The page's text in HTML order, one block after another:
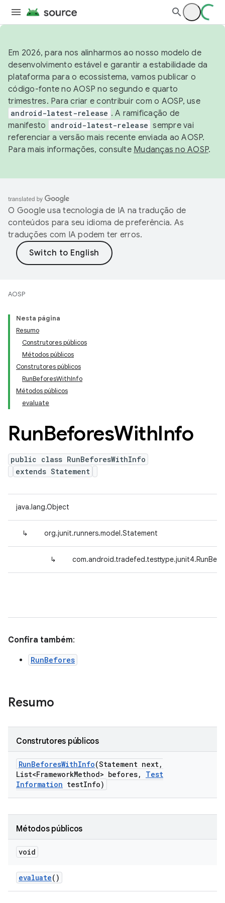
Em 2026, para nos alinharmos ao nosso modelo de
desenvolvimento estável e garantir a estabilidade da
plataforma para o ecossistema, vamos publicar o
código-fonte no AOSP no segundo e quarto
trimestres. Para criar e contribuir com o AOSP, use
android-latest-release . A ramificação de
manifesto
android-latest-release sempre vai
referenciar a versão mais recente enviada ao AOSP.
Para mais informações, consulte Mudanças no AOSP.
O Google usa tecnologia de IA na tradução de
conteúdos para seu idioma de preferência. As
traduções com IA podem ter erros.
AOSP
Nesta página
Resumo
Construtores públicos
Métodos públicos
Construtores públicos
RunBeforesWithInfo
Métodos públicos
evaluate
RunBeforesWithInfo
public class RunBeforesWithInfo
extends Statement
java.lang.Object
↳ org.junit.runners.model.Statement
↳
Confira também:
RunBefores
Resumo
Construtores públicos
RunBeforesWithInfo(Statement next,
List<FrameworkMethod> befores,
Test
Information testInfo)
Métodos públicos
void
evaluate()